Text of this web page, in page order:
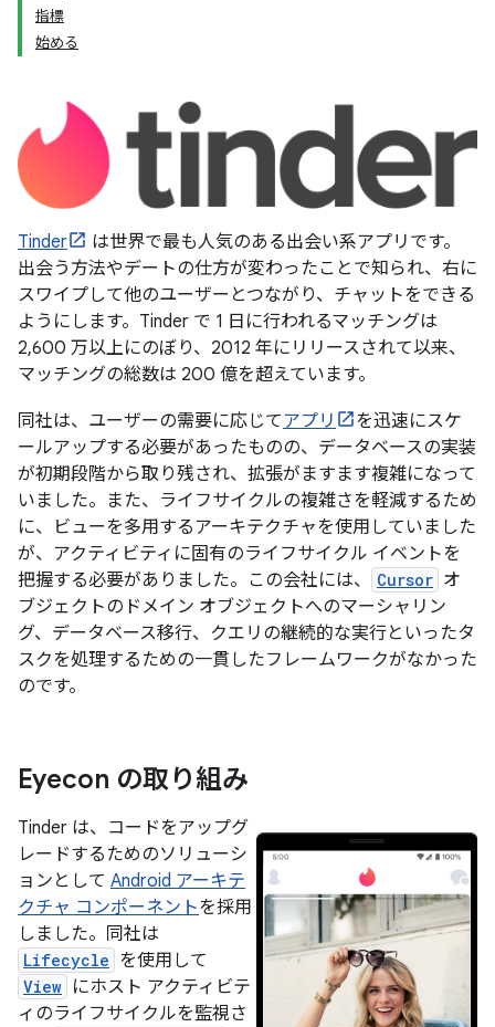
指標
始める
Tinder
は世界で最も人気のある出会い系アプリです。
出会う方法やデートの仕方が変わったことで知られ、右に
スワイプして他のユーザーとつながり、チャットをできる
ようにします。Tinder で 1 日に行われるマッチングは
2,600 万以上にのぼり、2012 年にリリースされて以来、
マッチングの総数は 200 億を超えています。
同社は、ユーザーの需要に応じてアプリ
を迅速にスケ
ールアップする必要があったものの、データベースの実装
が初期段階から取り残され、拡張がますます複雑になって
いました。また、ライフサイクルの複雑さを軽減するため
に、ビューを多用するアーキテクチャを使用していました
が、アクティビティに固有のライフサイクル イベントを
把握する必要がありました。この会社には、
Cursor オ
ブジェクトのドメイン オブジェクトへのマーシャリン
グ、データベース移行、クエリの継続的な実行といったタ
スクを処理するための一貫したフレームワークがなかった
のです。
Eyecon の取り組み
Tinder は、コードをアップグ
レードするためのソリューシ
ョンとして Android アーキテ
クチャ コンポーネントを採用
しました。同社は
Lifecycle を使用して
View にホスト アクティビテ
ィのライフサイクルを監視さ